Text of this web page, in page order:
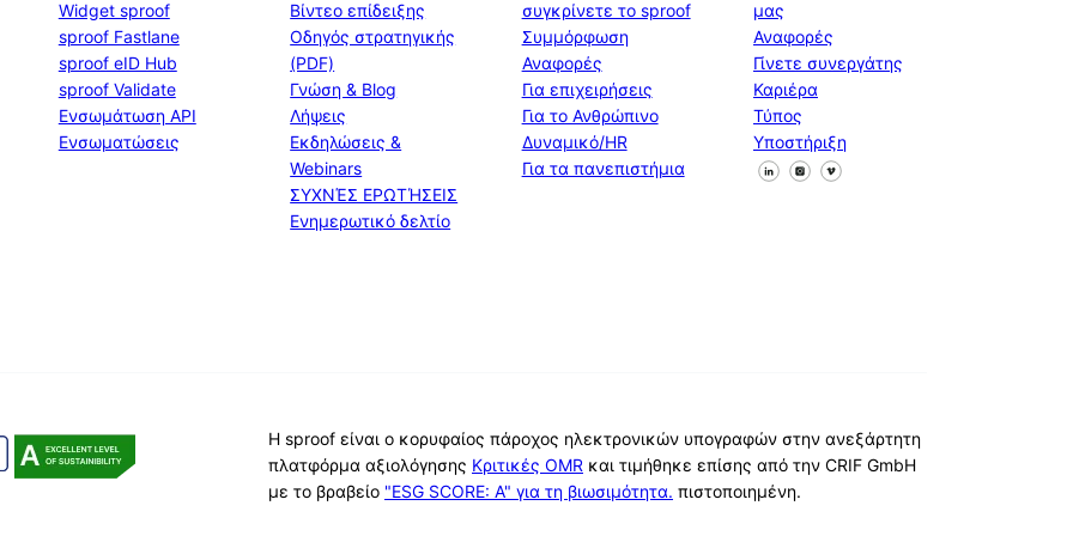
Widget sproof
sproof Fastlane
sproof eID Hub
sproof Validate
Ενσωμάτωση API
Ενσωματώσεις
Βίντεο επίδειξης
Οδηγός στρατηγικής
(PDF)
Γνώση & Blog
Λήψεις
Εκδηλώσεις &
Webinars
ΣΥΧΝΈΣ ΕΡΩΤΉΣΕΙΣ
Ενημερωτικό δελτίο
συγκρίνετε το sproof
Συμμόρφωση
Αναφορές
Για επιχειρήσεις
Για το Ανθρώπινο
Δυναμικό/HR
Για τα πανεπιστήμια
μας
Αναφορές
Γίνετε συνεργάτης
Καριέρα
Τύπος
Υποστήριξη
Ακολουθήστε μας στο Facebook
Ακολουθήστε μας στο X
Ακολουθήστε μας στο
Η sproof είναι ο κορυφαίος πάροχος ηλεκτρονικών υπογραφών στην ανεξάρτητη
πλατφόρμα αξιολόγησης Κριτικές OMR και τιμήθηκε επίσης από την CRIF GmbH
με το βραβείο "ESG SCORE: A" για τη βιωσιμότητα. πιστοποιημένη.